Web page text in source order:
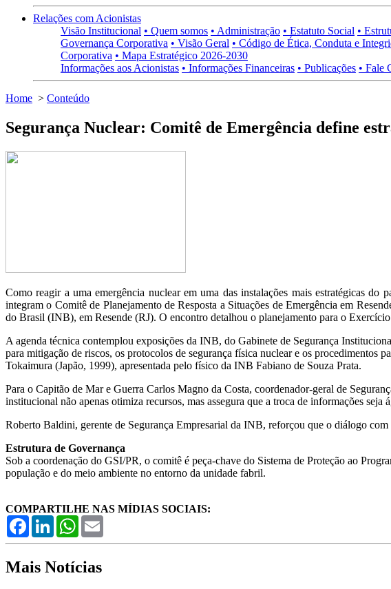
Relações com Acionistas
Visão Institucional • Quem somos • Administração • Estatuto Social •
Governança Corporativa • Visão Geral • Código de Ética, Conduta e
Corporativa • Mapa Estratégico 2026-2030
Informações aos Acionistas • Informações Financeiras • Publicações • Fale
Home > Conteúdo
Segurança Nuclear: Comitê de Emergência define
Como reagir a uma emergência nuclear em uma das instalações mais estratégicas do
integram o Comitê de Planejamento de Resposta a Situações de Emergência em
do Brasil (INB), em Resende (RJ). O encontro detalhou o planejamento para o
A agenda técnica contemplou exposições da INB, do Gabinete de Segurança
para mitigação de riscos, os protocolos de segurança física nuclear e os procedimentos
Tokaimura (Japão, 1999), apresentada pelo físico da INB Fabiano de Souza Prata.
Para o Capitão de Mar e Guerra Carlos Magno da Costa, coordenador-geral de
institucional não apenas otimiza recursos, mas assegura que a troca de informações seja
Roberto Baldini, gerente de Segurança Empresarial da INB, reforçou que o diálogo com
Estrutura de Governança
Sob a coordenação do GSI/PR, o comitê é peça-chave do Sistema de Proteção ao
população e do meio ambiente no entorno da unidade fabril.
COMPARTILHE NAS MÍDIAS SOCIAIS:
FacebookLinkedInWhatsApp
Mais Notícias